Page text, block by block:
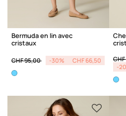
Bermuda en lin avec
cristaux
Price reduced from
CHF 95,00 to -30% CHF 66,50
-